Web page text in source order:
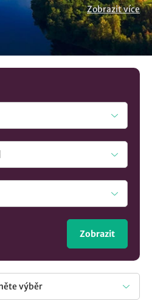
jsou ideální pro sportovní
oddíly. Od vybavených
horských chat až po rodinné
rekreačním střediskem s
Nenašli jste to co hledáte?
Zobrazit více
Zobrazit
výběr